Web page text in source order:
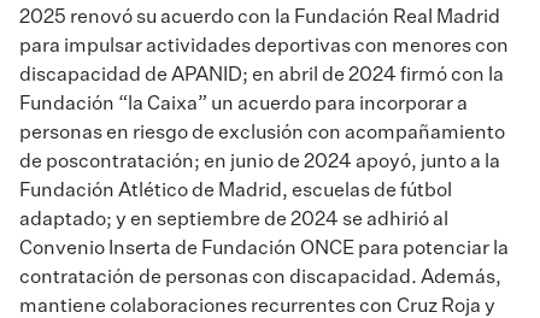
2025 renovó su acuerdo con la Fundación Real Madrid
para impulsar actividades deportivas con menores con
discapacidad de APANID; en abril de 2024 firmó con la
Fundación “la Caixa” un acuerdo para incorporar a
personas en riesgo de exclusión con acompañamiento
de poscontratación; en junio de 2024 apoyó, junto a la
Fundación Atlético de Madrid, escuelas de fútbol
adaptado; y en septiembre de 2024 se adhirió al
Convenio Inserta de Fundación ONCE para potenciar la
contratación de personas con discapacidad. Además,
mantiene colaboraciones recurrentes con Cruz Roja y